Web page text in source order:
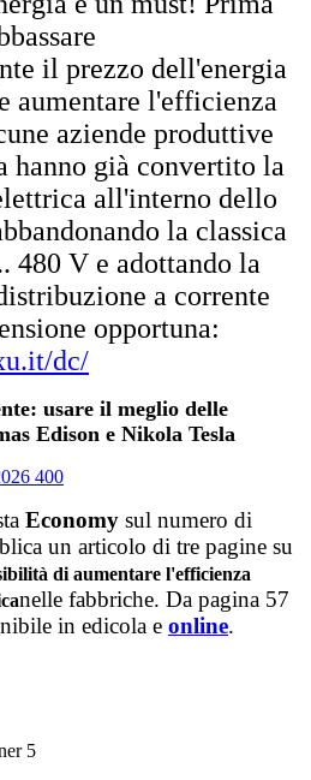
il prezzo dell'energia
aumentare l'efficienza
aziende produttive
hanno già convertito la
all'interno dello
la classica
480 V e adottando la
a corrente
opportuna:
dc/
usare il meglio delle
Edison e Nikola Tesla
Economy sul numero di
un articolo di tre pagine su
di aumentare l'efficienza
nelle fabbriche. Da pagina 57
in edicola e online.